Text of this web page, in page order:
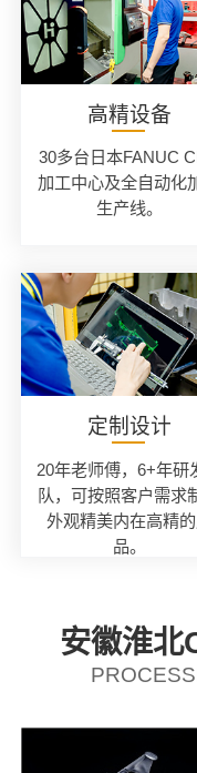
高精设备
30多台日本FANUC
加工中心及全自动化
生产线。
定制设计
20年老师傅，6+年研
队，可按照客户需求
外观精美内在高精
品。
安徽淮北